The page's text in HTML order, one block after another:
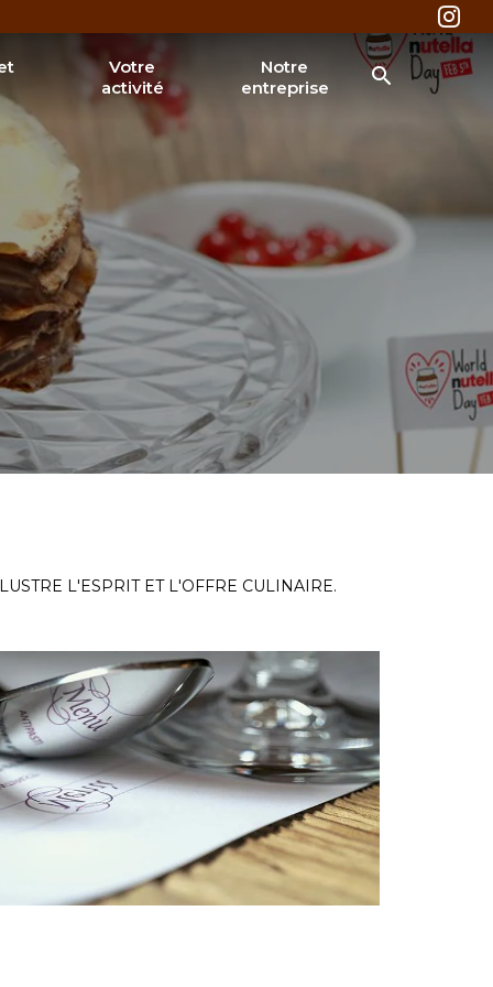
Muffin
tarifaires
Votre
activité
Notre
entreprise
RECHERCHER
L'ESPRIT ET L'OFFRE CULINAIRE.